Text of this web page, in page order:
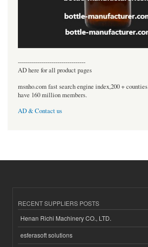
----------------------------------
AD here for all product pages
msnho.com fast search engine index,200 +
have 160 million members.
AD & Contact us
RECENT SUPPLIERS POSTS
Henan Richi Machinery CO., LTD.
esferasoft solutions